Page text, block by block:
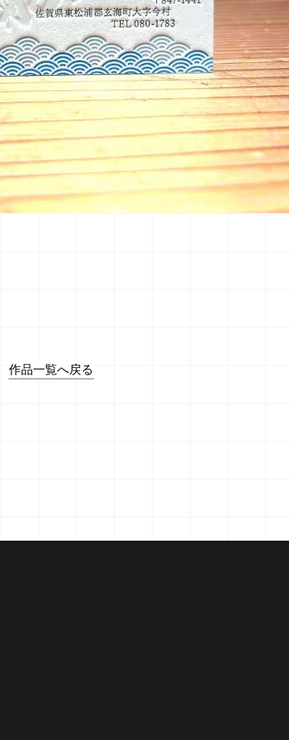
作品一覧へ戻る